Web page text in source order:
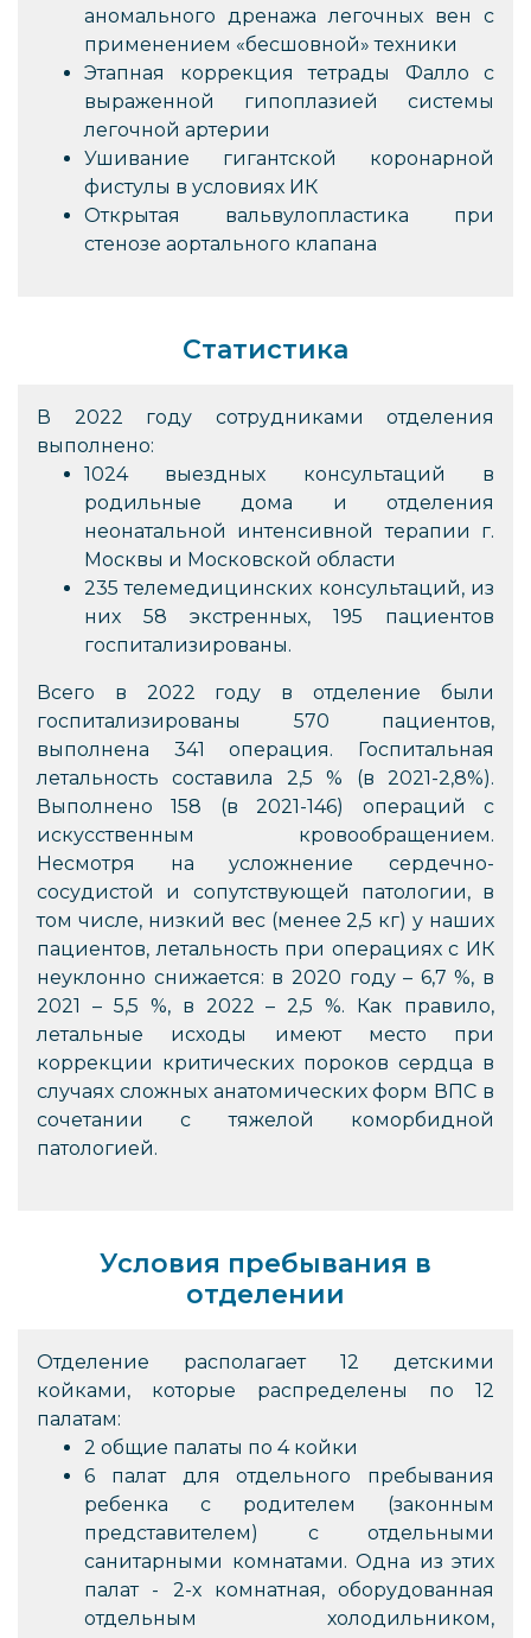
аномального дренажа легочных вен с
применением «бесшовной» техники
Этапная коррекция тетрады Фалло с
выраженной гипоплазией системы
легочной артерии
Ушивание гигантской коронарной
фистулы в условиях ИК
Открытая вальвулопластика при
стенозе аортального клапана
Статистика
В 2022 году сотрудниками отделения
выполнено:
1024 выездных консультаций в
родильные дома и отделения
неонатальной интенсивной терапии г.
Москвы и Московской области
235 телемедицинских консультаций, из
них 58 экстренных, 195 пациентов
госпитализированы.
Всего в 2022 году в отделение были
госпитализированы 570 пациентов,
выполнена 341 операция. Госпитальная
летальность составила 2,5 % (в 2021-2,8%).
Выполнено 158 (в 2021-146) операций с
искусственным кровообращением.
Несмотря на усложнение сердечно-
сосудистой и сопутствующей патологии, в
том числе, низкий вес (менее 2,5 кг) у наших
пациентов, летальность при операциях с ИК
неуклонно снижается: в 2020 году – 6,7 %, в
2021 – 5,5 %, в 2022 – 2,5 %. Как правило,
летальные исходы имеют место при
коррекции критических пороков сердца в
случаях сложных анатомических форм ВПС в
сочетании с тяжелой коморбидной
патологией.
Условия пребывания в
отделении
Отделение располагает 12 детскими
койками, которые распределены по 12
палатам:
2 общие палаты по 4 койки
6 палат для отдельного пребывания
ребенка с родителем (законным
представителем) с отдельными
санитарными комнатами. Одна из этих
палат - 2-х комнатная, оборудованная
отдельным холодильником,